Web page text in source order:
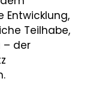
Entwicklung,
Teilhabe,
– der